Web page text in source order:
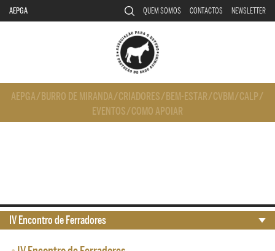
AEPGA QUEM SOMOS CONTACTOS NEWSLETTER
AEPGA/ BURRO DE MIRANDA/CRIADORES/ BEM-ESTAR/CVBM/CALP/
EVENTOS/COMO APOIAR
IV Encontro de Ferradores